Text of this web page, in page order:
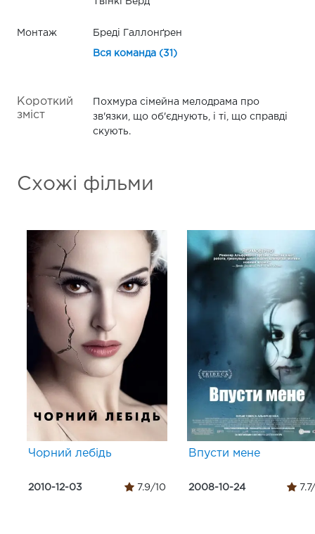
Монтаж Бреді Галлонґрен
Вся команда (31)
Короткий
зміст
Похмура сімейна мелодрама про
зв'язки, що об'єднують, і ті, що справді
скують.
Схожі фільми
Чорний лебідь
2010-12-03 7.9/10
Впусти мене
2008-10-24